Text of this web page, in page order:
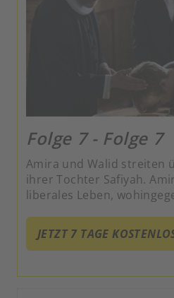
Folge 7 - Folge 7
Amira und Walid streiten
ihrer Tochter Safiyah.
liberales Leben,
seiner
JETZT 7 TAGE